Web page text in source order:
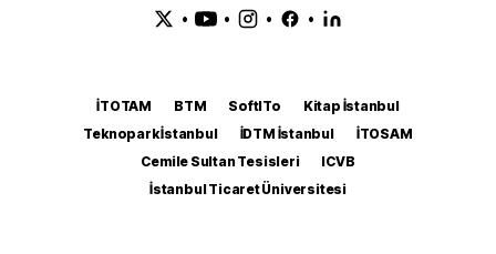
• • • •
İTOTAM BTM SoftITo
Kitap İstanbul
Teknopark İstanbul
İDTM İstanbul
İTOSAM
Cemile Sultan Tesisleri
ICVB
İstanbul Ticaret Üniversitesi